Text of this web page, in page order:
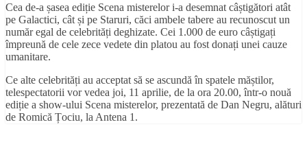
Cea de-a șasea ediție Scena misterelor i-a desemnat câștigători atât
pe Galactici, cât și pe Staruri, căci ambele tabere au recunoscut un
număr egal de celebrități deghizate. Cei 1.000 de euro câștigați
împreună de cele zece vedete din platou au fost donați unei cauze
umanitare.
Ce alte celebrități au acceptat să se ascundă în spatele măștilor,
telespectatorii vor vedea joi, 11 aprilie, de la ora 20.00, într-o nouă
ediție a show-ului Scena misterelor, prezentată de Dan Negru, alături
de Romică Țociu, la Antena 1.